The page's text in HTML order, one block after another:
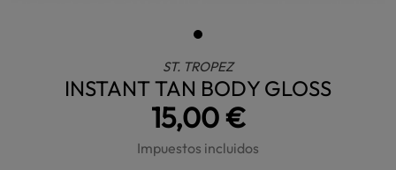
ST. TROPEZ
INSTANT TAN BODY GLOSS
15,00 €
Impuestos incluidos